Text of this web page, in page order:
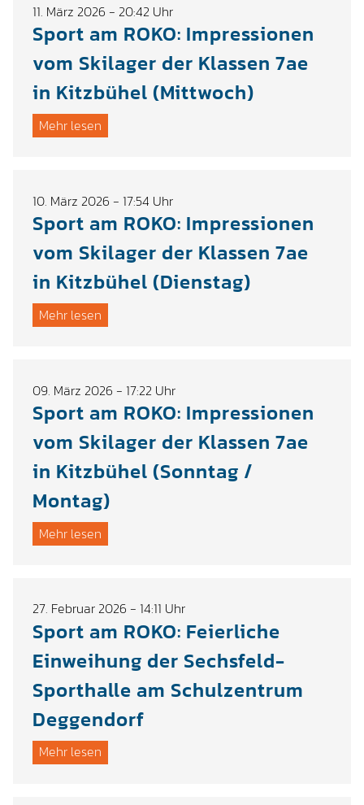
11. März 2026 - 20:42 Uhr
Sport am ROKO: Impressionen
vom Skilager der Klassen 7ae
in Kitzbühel (Mittwoch)
Mehr lesen
10. März 2026 - 17:54 Uhr
Sport am ROKO: Impressionen
vom Skilager der Klassen 7ae
in Kitzbühel (Dienstag)
Mehr lesen
09. März 2026 - 17:22 Uhr
Sport am ROKO: Impressionen
vom Skilager der Klassen 7ae
in Kitzbühel (Sonntag /
Montag)
Mehr lesen
27. Februar 2026 - 14:11 Uhr
Sport am ROKO: Feierliche
Einweihung der Sechsfeld-
Sporthalle am Schulzentrum
Deggendorf
Mehr lesen